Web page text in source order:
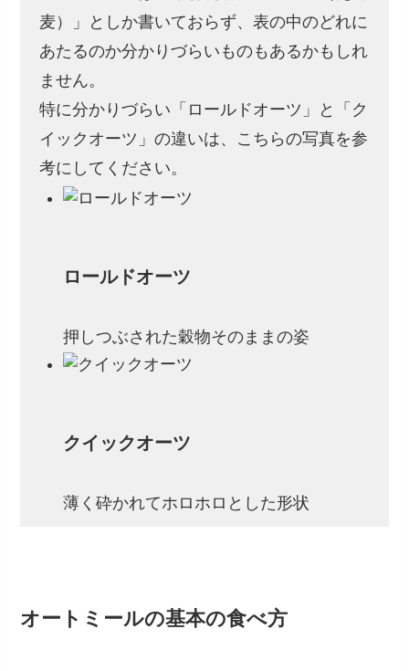
麦）」としか書いておらず、表の中のどれに
あたるのか分かりづらいものもあるかもしれ
ません。
特に分かりづらい「ロールドオーツ」と「ク
イックオーツ」の違いは、こちらの写真を参
考にしてください。
ロールドオーツ
押しつぶされた穀物そのままの姿
クイックオーツ
薄く砕かれてホロホロとした形状
オートミールの基本の食べ方